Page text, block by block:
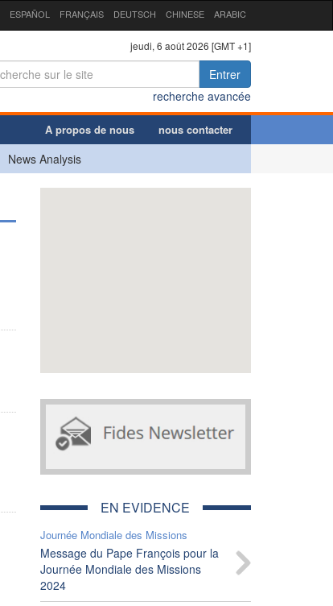
ESPAÑOL FRANÇAIS DEUTSCH CHINESE ARABIC
jeudi, 6 août 2026 [GMT +1]
Entrer
recherche avancée
A propos de nous nous contacter
News Analysis
EN EVIDENCE
Journée Mondiale des Missions
Message du Pape François pour la
Journée Mondiale des Missions
2024